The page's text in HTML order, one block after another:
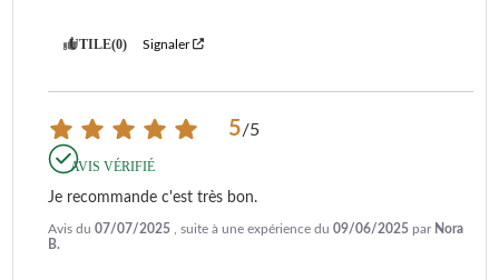
UTILE(0) Signaler
5/5
AVIS VÉRIFIÉ
Je recommande c'est très bon.
Avis du 07/07/2025 , suite à une expérience du 09/06/2025 par Nora
B.